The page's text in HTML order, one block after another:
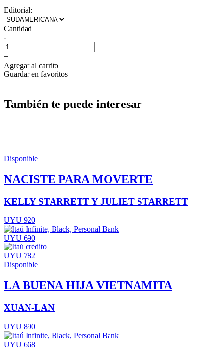
Editorial:
Cantidad
-
+
Agregar al carrito
Guardar en favoritos
También te puede interesar
Disponible
NACISTE PARA MOVERTE
KELLY STARRETT Y JULIET STARRETT
UYU 920
UYU 690
UYU 782
Disponible
LA BUENA HIJA VIETNAMITA
XUAN-LAN
UYU 890
UYU 668